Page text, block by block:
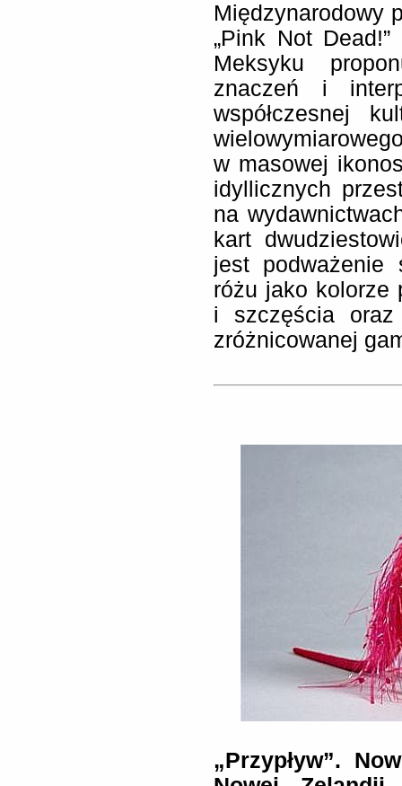
Międzynarodowy
„Pink Not
Meksyku
znaczeń i
współczesnej
w masowej
idyllicznych
na
kart
jest podważenie
różu jako kolorze
i szczęścia
zróżnicowanej
„Przypływ”.